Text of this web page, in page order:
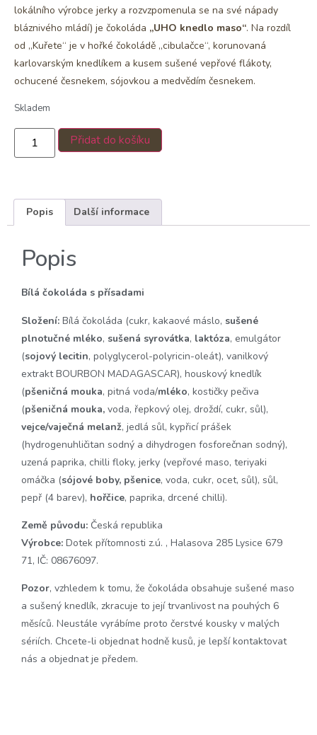
lokálního výrobce jerky a rozvzpomenula se na své nápady
bláznivého mládí) je čokoláda „UHO knedlo maso“. Na rozdíl
od „Kuřete“ je v hořké čokoládě „cibulačce“, korunovaná
karlovarským knedlíkem a kusem sušené vepřové flákoty,
ochucené česnekem, sójovkou a medvědím česnekem.
Skladem
Přidat do košíku
Popis Další informace
Popis
Bílá čokoláda s přísadami
Složení: Bílá čokoláda (cukr, kakaové máslo, sušené
plnotučné mléko, sušená syrovátka, laktóza, emulgátor
(sojový lecitin, polyglycerol-polyricin-oleát), vanilkový
extrakt BOURBON MADAGASCAR), houskový knedlík
(pšeničná mouka, pitná voda/mléko, kostičky pečiva
(pšeničná mouka, voda, řepkový olej, droždí, cukr, sůl),
vejce/vaječná melanž, jedlá sůl, kypřicí prášek
(hydrogenuhličitan sodný a dihydrogen fosforečnan sodný),
uzená paprika, chilli floky, jerky (vepřové maso, teriyaki
omáčka (sójové boby, pšenice, voda, cukr, ocet, sůl), sůl,
pepř (4 barev), hořčice, paprika, drcené chilli).
Země původu: Česká republika
Výrobce: Dotek přítomnosti z.ú. , Halasova 285 Lysice 679
71, IČ: 08676097.
Pozor, vzhledem k tomu, že čokoláda obsahuje sušené maso
a sušený knedlík, zkracuje to její trvanlivost na pouhých 6
měsíců. Neustále vyrábíme proto čerstvé kousky v malých
sériích. Chcete-li objednat hodně kusů, je lepší kontaktovat
nás a objednat je předem.